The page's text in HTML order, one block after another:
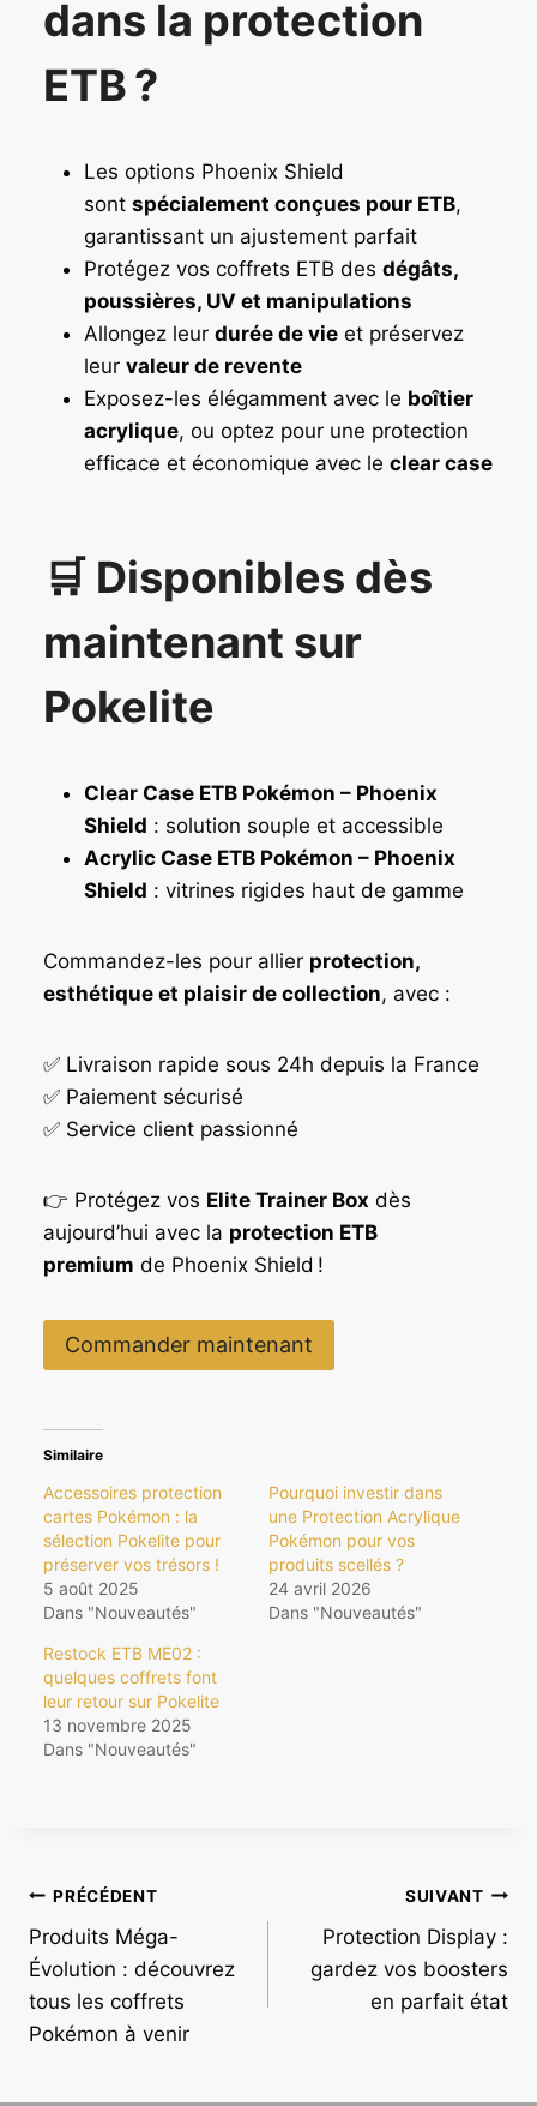
dans la protection
ETB ?
Les options Phoenix Shield
sont spécialement conçues pour ETB,
garantissant un ajustement parfait
Protégez vos coffrets ETB des dégâts,
poussières, UV et manipulations
Allongez leur durée de vie et préservez
leur valeur de revente
Exposez-les élégamment avec le boîtier
acrylique, ou optez pour une protection
efficace et économique avec le clear case
🛒 Disponibles dès
maintenant sur
Pokelite
Clear Case ETB Pokémon – Phoenix
Shield : solution souple et accessible
Acrylic Case ETB Pokémon – Phoenix
Shield : vitrines rigides haut de gamme
Commandez-les pour allier protection,
esthétique et plaisir de collection, avec :
✅ Livraison rapide sous 24h depuis la France
✅ Paiement sécurisé
✅ Service client passionné
👉 Protégez vos Elite Trainer Box dès
aujourd’hui avec la protection ETB
premium de Phoenix Shield !
Commander maintenant
Similaire
Accessoires protection
cartes Pokémon : la
sélection Pokelite pour
préserver vos trésors !
5 août 2025
Dans "Nouveautés"
Pourquoi investir dans
une Protection Acrylique
Pokémon pour vos
produits scellés ?
24 avril 2026
Dans "Nouveautés"
Restock ETB ME02 :
quelques coffrets font
leur retour sur Pokelite
13 novembre 2025
Dans "Nouveautés"
Navigation
de
l’article
PRÉCÉDENT
Produits Méga-
Évolution : découvrez
tous les coffrets
Pokémon à venir
SUIVANT
Protection Display :
gardez vos boosters
en parfait état